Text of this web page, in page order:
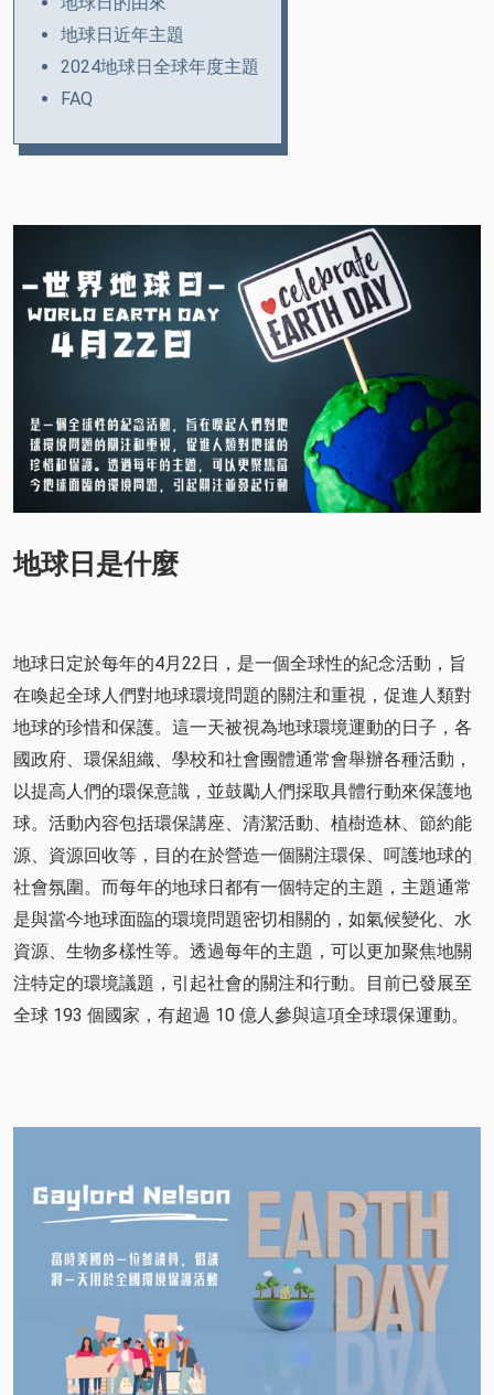
地球日近年主題
2024地球日全球年度主題
FAQ
地球日是什麼
地球日定於每年的4月22日，是一個全球性的紀念活動，旨
在喚起全球人們對地球環境問題的關注和重視，促進人類對
地球的珍惜和保護。這一天被視為地球環境運動的日子，各
國政府、環保組織、學校和社會團體通常會舉辦各種活動，
以提高人們的環保意識，並鼓勵人們採取具體行動來保護地
球。活動內容包括環保講座、清潔活動、植樹造林、節約能
源、資源回收等，目的在於營造一個關注環保、呵護地球的
社會氛圍。而每年的地球日都有一個特定的主題，主題通常
是與當今地球面臨的環境問題密切相關的，如氣候變化、水
資源、生物多樣性等。透過每年的主題，可以更加聚焦地關
注特定的環境議題，引起社會的關注和行動。目前已發展至
全球 193 個國家，有超過 10 億人參與這項全球環保運動。